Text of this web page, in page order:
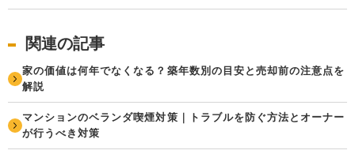
関連の記事
家の価値は何年でなくなる？築年数別の目安と売却前の注意点を
解説
マンションのベランダ喫煙対策｜トラブルを防ぐ方法とオーナー
が行うべき対策